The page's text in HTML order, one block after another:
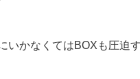
いかなくてはBOXも圧迫